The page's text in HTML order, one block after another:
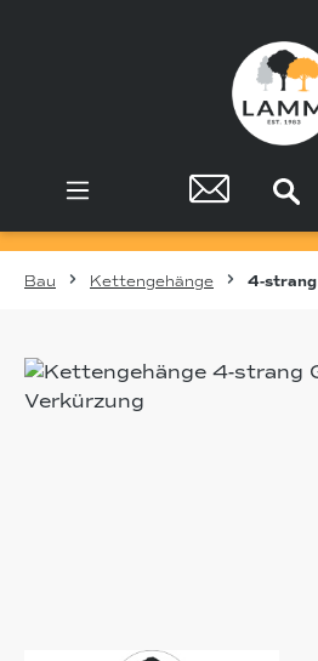
Bau Kettengehänge 4-strang
Bildergalerie überspringen